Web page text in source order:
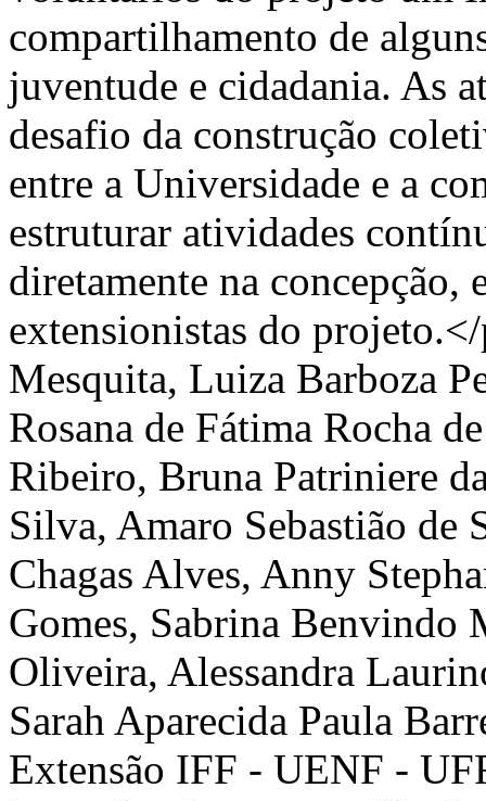
compartilhamento de
juventude e cidadania. As
desafio da construção
entre a Universidade e a
estruturar atividades
diretamente na concepção,
extensionistas do
Mesquita, Luiza Barboza
Rosana de Fátima Rocha
Ribeiro, Bruna Patriniere
Silva, Amaro Sebastião de
Chagas Alves, Anny
Gomes, Sabrina Benvindo
Oliveira, Alessandra
Sarah Aparecida Paula
Extensão IFF - UENF -